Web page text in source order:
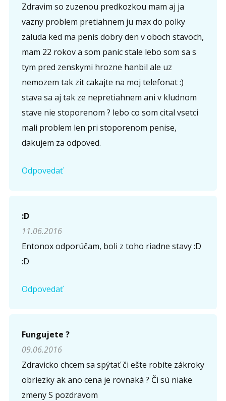
Zdravim so zuzenou predkozkou mam aj ja
vazny problem pretiahnem ju max do polky
zaluda ked ma penis dobry den v oboch stavoch,
mam 22 rokov a som panic stale lebo som sa s
tym pred zenskymi hrozne hanbil ale uz
nemozem tak zit cakajte na moj telefonat :)
stava sa aj tak ze nepretiahnem ani v kludnom
stave nie stoporenom ? lebo co som cital vsetci
mali problem len pri stoporenom penise,
dakujem za odpoved.
Odpovedať
:D
11.06.2016
Entonox odporúčam, boli z toho riadne stavy :D
:D
Odpovedať
Fungujete ?
09.06.2016
Zdravicko chcem sa spýtať či ešte robíte zákroky
obriezky ak ano cena je rovnaká ? Či sú niake
zmeny S pozdravom